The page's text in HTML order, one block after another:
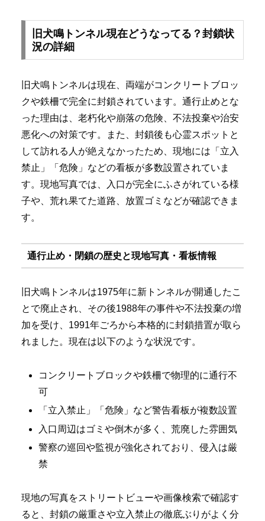
旧犬鳴トンネル現在どうなってる？封鎖状
況の詳細
旧犬鳴トンネルは現在、両端がコンクリートブロッ
クや鉄柵で完全に封鎖されています。通行止めとな
った理由は、老朽化や崩落の危険、不法投棄や治安
悪化への対策です。また、封鎖後も心霊スポットと
して訪れる人が絶えなかったため、現地には「立入
禁止」「危険」などの看板が多数設置されていま
す。現地写真では、入口が完全にふさがれている様
子や、荒れ果てた道路、放置ゴミなどが確認できま
す。
通行止め・閉鎖の歴史と現地写真・看板情報
旧犬鳴トンネルは1975年に新トンネルが開通したこ
とで廃止され、その後1988年の事件や不法投棄の増
加を受け、1991年ごろから本格的に封鎖措置が取ら
れました。現在は以下のような状況です。
コンクリートブロックや鉄柵で物理的に通行不
可
「立入禁止」「危険」など警告看板が複数設置
入口周辺はゴミや倒木が多く、荒廃した雰囲気
警察の巡回や監視が強化されており、侵入は厳
禁
現地の写真をストリートビューや画像検索で確認す
ると、封鎖の厳重さや立入禁止の徹底ぶりがよく分